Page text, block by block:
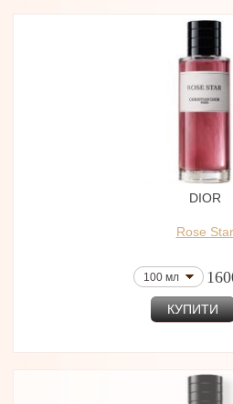
DIOR
Rose Star
100 мл
КУПИТИ